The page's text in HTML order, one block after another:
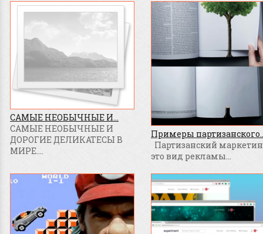
САМЫЕ НЕОБЫЧНЫЕ И...
САМЫЕ НЕОБЫЧНЫЕ И
ДОРОГИЕ ДЕЛИКАТЕСЫ В
МИРЕ....
Примеры
Партизанский
это вид рекламы...